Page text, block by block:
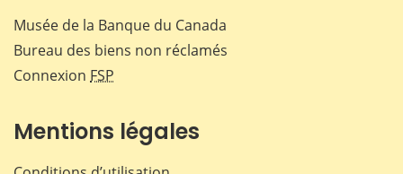
Musée de la Banque du Canada
Bureau des biens non réclamés
Connexion FSP
Mentions légales